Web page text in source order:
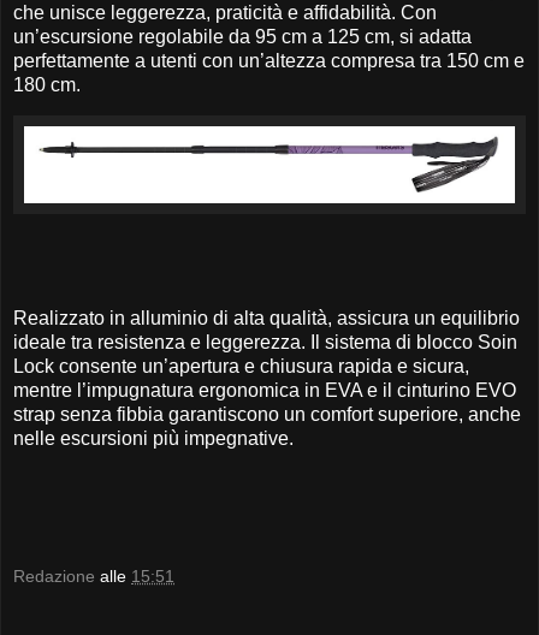
che unisce leggerezza, praticità e affidabilità. Con
un’escursione regolabile da 95 cm a 125 cm, si adatta
perfettamente a utenti con un’altezza compresa tra 150 cm e
180 cm.
Realizzato in alluminio di alta qualità, assicura un equilibrio
ideale tra resistenza e leggerezza. Il sistema di blocco Soin
Lock consente un’apertura e chiusura rapida e sicura,
mentre l’impugnatura ergonomica in EVA e il cinturino EVO
strap senza fibbia garantiscono un comfort superiore, anche
nelle escursioni più impegnative.
Redazione alle 15:51